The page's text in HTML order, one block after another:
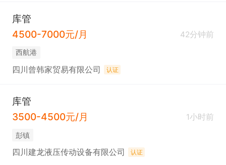
库管
4500-7000元/月
42分钟前
西航港
四川曾韩家贸易有限公司 认证
库管
3500-4500元/月
1小时前
彭镇
四川建龙液压传动设备有限公司 认证